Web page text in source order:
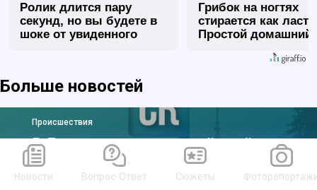
Ролик длится пару
секунд, но вы будете в
шоке от увиденного
Грибок на ногтях
стирается как
Простой домашний
Больше новостей
Происшествия
В Лузе загорелся расселённый дом
год назад
Новости Вопрос-Ответ Сюжеты